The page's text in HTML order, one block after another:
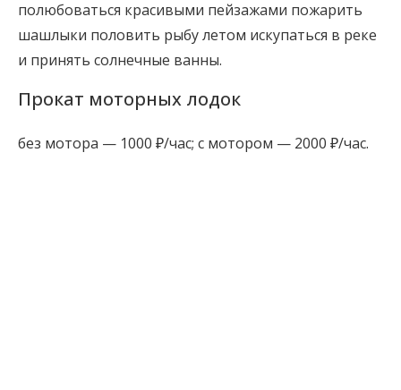
полюбоваться красивыми пейзажами пожарить
шашлыки половить рыбу летом искупаться в реке
и принять солнечные ванны.
Прокат моторных лодок
без мотора — 1000 ₽/час; с мотором — 2000 ₽/час.